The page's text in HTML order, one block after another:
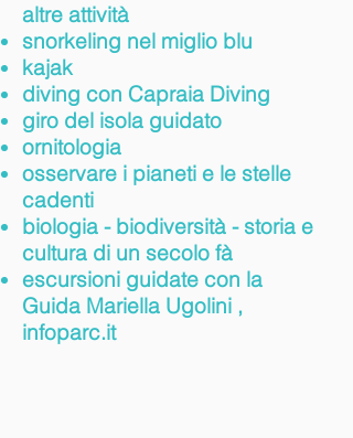
altre attività
snorkeling nel miglio blu
kajak
diving con Capraia Diving
giro del isola guidato
ornitologia
osservare i pianeti e le stelle
cadenti
biologia - biodiversità - storia e
cultura di un secolo fà
escursioni guidate con la
Guida Mariella Ugolini ,
infoparc.it